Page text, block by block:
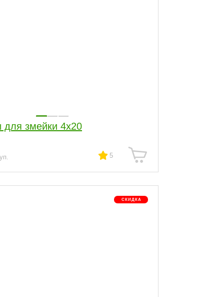
змейки 4х20
5